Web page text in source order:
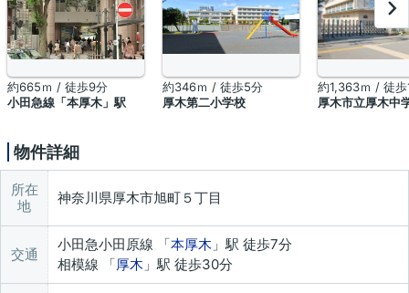
約665ｍ / 徒歩9分
小田急線「本厚木」駅
約346ｍ / 徒歩5分
厚木第二小学校
約1,363ｍ / 徒歩
厚木市立厚木中
物件詳細
所在
地
神奈川県厚木市旭町５丁目
交通
小田急小田原線 「本厚木 」駅 徒歩7分
相模線 「厚木 」駅 徒歩30分